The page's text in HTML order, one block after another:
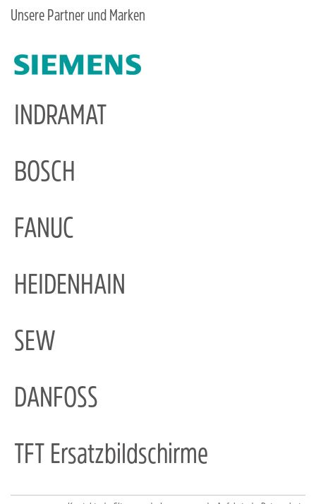
Unsere Partner und Marken
INDRAMAT
BOSCH
FANUC
HEIDENHAIN
SEW
DANFOSS
TFT Ersatzbildschirme